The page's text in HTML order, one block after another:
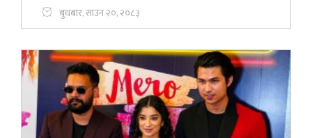
बुधबार, साउन २०, २०८३